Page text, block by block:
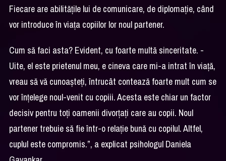
Fiecare are abilitățile lui de comunicare, de diplomație, când
vor introduce în viața copiilor lor noul partener.
Cum să faci asta? Evident, cu foarte multă sinceritate. -
Uite, el este prietenul meu, e cineva care mi-a intrat în viață,
vreau să vă cunoașteți, întrucât contează foarte mult cum se
vor înțelege noul-venit cu copiii. Acesta este chiar un factor
decisiv pentru toți oamenii divorțați care au copii. Noul
partener trebuie să fie într-o relație bună cu copilul. Altfel,
cuplul este compromis.”, a explicat psihologul Daniela